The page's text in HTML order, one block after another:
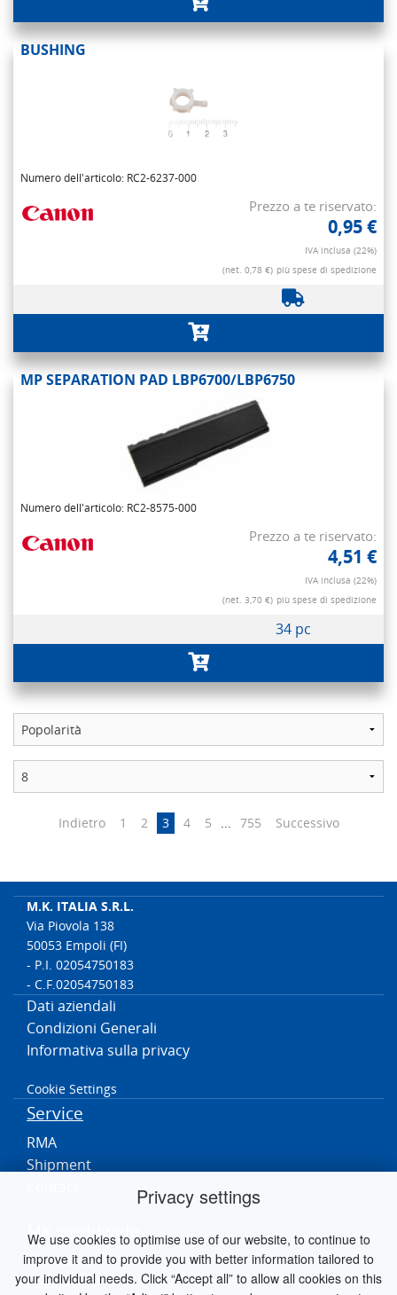
Privacy settings
We use cookies to optimise use of our website, to continue to
improve it and to provide you with better information tailored to
your individual needs. Click “Accept all” to allow all cookies on this
BUSHING
Numero dell'articolo: RC2-6237-000
Prezzo a te riservato:
0,95 €
IVA inclusa (22%)
(net. 0,78 €) più spese di spedizione
MP SEPARATION PAD LBP6700/LBP6750
Numero dell'articolo: RC2-8575-000
Prezzo a te riservato:
4,51 €
IVA inclusa (22%)
(net. 3,70 €) più spese di spedizione
34 pc
Indietro 1 2 3 4 5 ... 755 Successivo
M.K. ITALIA S.R.L.
Via Piovola 138
50053 Empoli (FI)
- P.I. 02054750183
- C.F.02054750183
Dati aziendali
Condizioni Generali
Informativa sulla privacy
Cookie Settings
Service
RMA
Shipment
MK worldwide
Germania
Paesi Bassi